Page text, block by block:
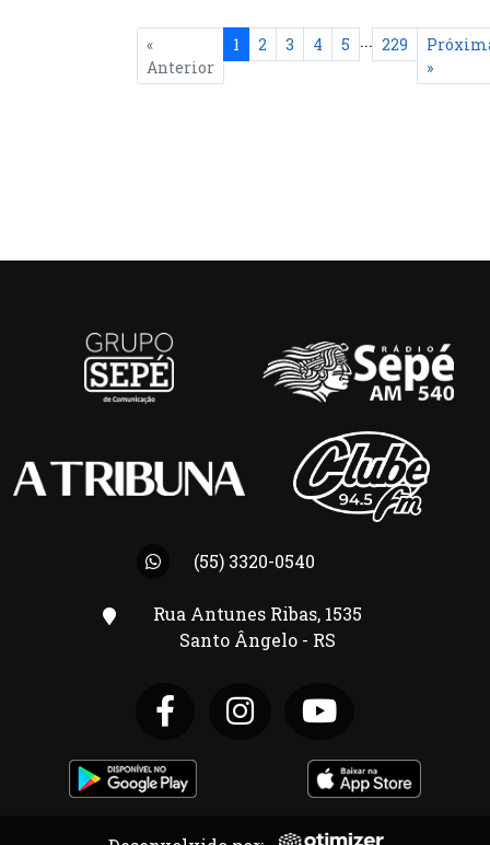
«
Anterior
1 2 3 4 5 ... 229
»
(55) 3320-0540
Rua Antunes Ribas, 1535
Santo Ângelo - RS